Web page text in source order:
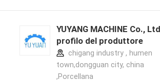
YUYANG MACHINE Co.,
profilo del produttore
chigang industry , humen
town,dongguan city, china
,Porcellana